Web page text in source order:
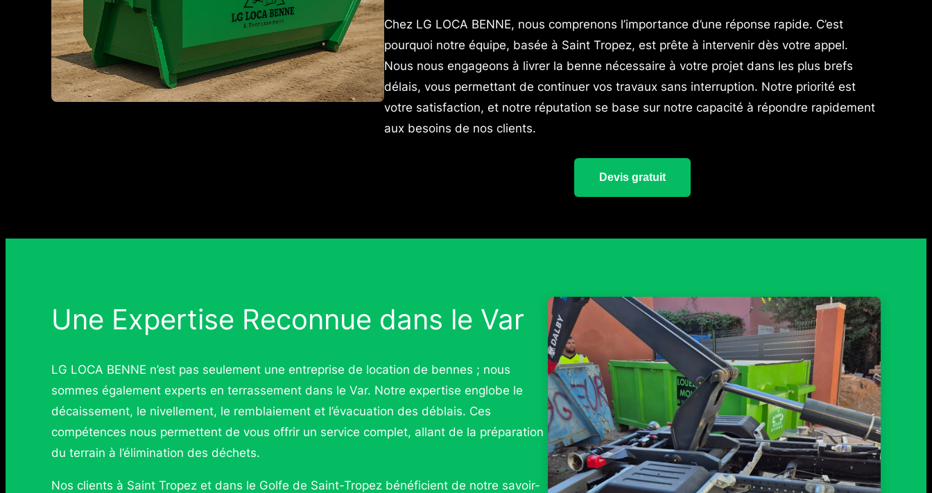
Chez LG LOCA BENNE, nous comprenons l’importance d’une réponse rapide. C’est
pourquoi notre équipe, basée à Saint Tropez, est prête à intervenir dès votre appel.
Nous nous engageons à livrer la benne nécessaire à votre projet dans les plus brefs
délais, vous permettant de continuer vos travaux sans interruption. Notre priorité est
votre satisfaction, et notre réputation se base sur notre capacité à répondre rapidement
aux besoins de nos clients.
Devis gratuit
Une Expertise Reconnue dans le Var
LG LOCA BENNE n’est pas seulement une entreprise de location de bennes ; nous
sommes également experts en terrassement dans le Var. Notre expertise englobe le
décaissement, le nivellement, le remblaiement et l’évacuation des déblais. Ces
compétences nous permettent de vous offrir un service complet, allant de la préparation
du terrain à l’élimination des déchets.
Nos clients à Saint Tropez et dans le Golfe de Saint-Tropez bénéficient de notre savoir-